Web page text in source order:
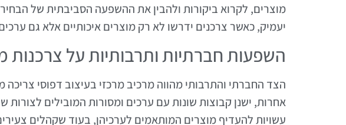
מוצרים, לקרוא ביקורות ולהבין את ההשפעה הסביבתית של
יעמיק, כאשר צרכנים ידרשו לא רק מוצרים איכותיים אלא גם
השפעות חברתיות ותרבותיות על צרכנות
הצד החברתי והתרבותי מהווה מרכיב מרכזי בעיצוב דפוסי
אחרות, ישנן קבוצות שונות עם ערכים ומסורות המובילים לצורות
עשויות להעדיף מוצרים המותאמים לערכיהן, בעוד שקהלים